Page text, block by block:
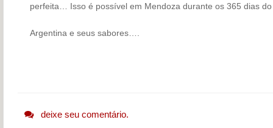
perfeita… Isso é possível em Mendoza durante os 365 dias
Argentina e seus sabores….
deixe seu comentário.